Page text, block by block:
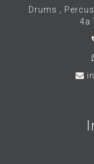
Drums ,
4a